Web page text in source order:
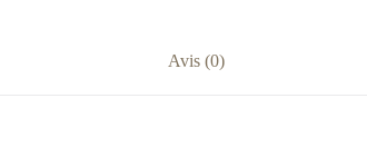
Avis (0)